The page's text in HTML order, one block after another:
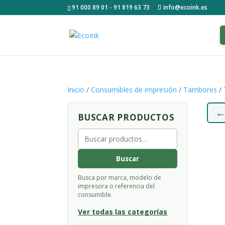
91 000 89 01 - 91 819 63 73 info@ecoink.es
Inicio /Consumibles de impresión / Tambores /
BUSCAR PRODUCTOS
Buscar
por:
Buscar
Busca por marca, modelo de
impresora o referencia del
consumible.
Ver todas las categorías